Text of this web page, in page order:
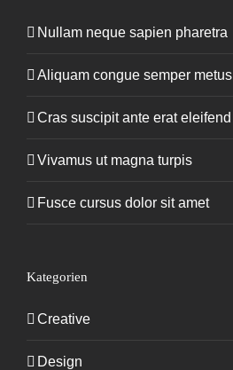
Nullam neque sapien pharetra
Aliquam congue semper metus
Cras suscipit ante erat eleifend
Vivamus ut magna turpis
Fusce cursus dolor sit amet
Kategorien
Creative
Design